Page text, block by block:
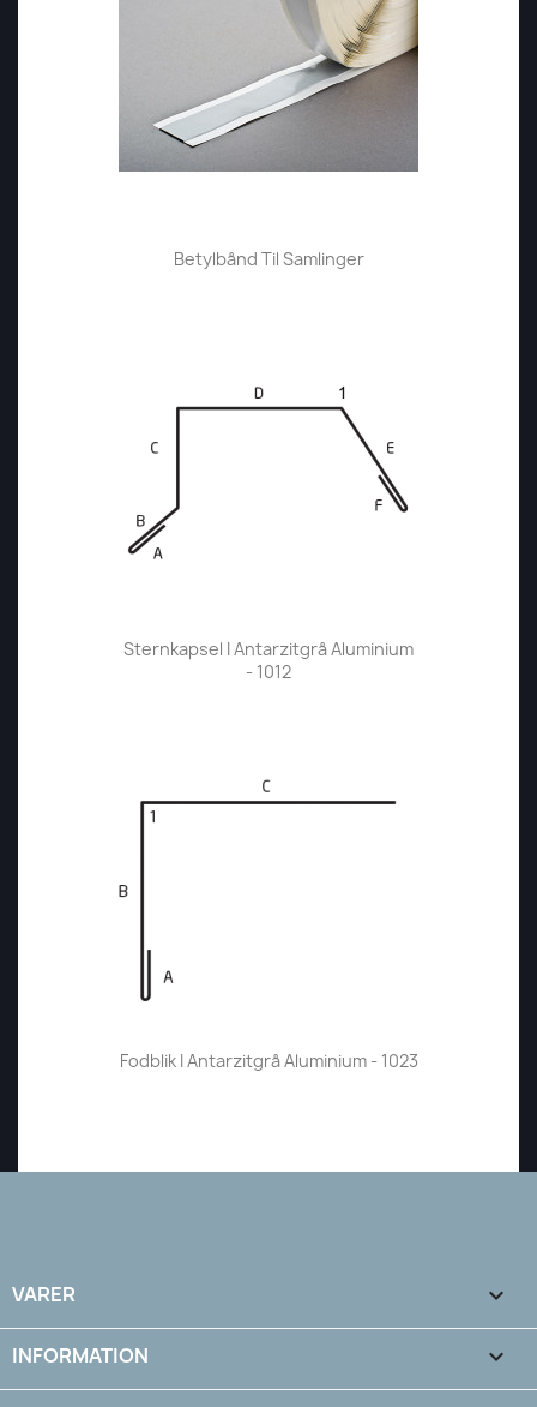
Betylbånd Til Samlinger
Sternkapsel I Antarzitgrå Aluminium
- 1012
Fodblik I Antarzitgrå Aluminium - 1023
VARER 
INFORMATION 